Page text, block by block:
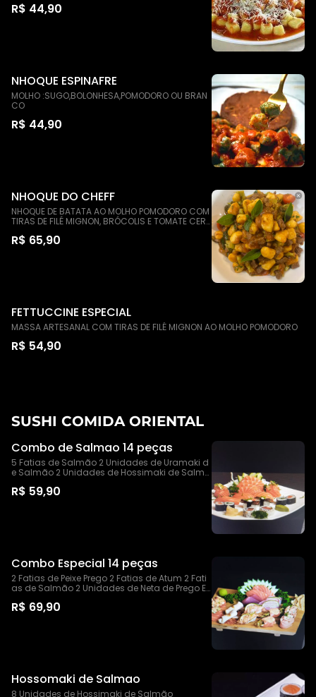
R$ 44,90
NHOQUE ESPINAFRE
MOLHO :SUGO,BOLONHESA,POMODORO OU BRAN
CO
R$ 44,90
NHOQUE DO CHEFF
NHOQUE DE BATATA AO MOLHO POMODORO COM
TIRAS DE FILÉ MIGNON, BRÓCOLIS E TOMATE CERE
R$ 65,90
FETTUCCINE ESPECIAL
MASSA ARTESANAL COM TIRAS DE FILÉ MIGNON AO MOLHO POMODORO
R$ 54,90
SUSHI COMIDA ORIENTAL
Combo de Salmao 14 peças
5 Fatias de Salmão 2 Unidades de Uramaki d
e Salmão 2 Unidades de Hossimaki de Salmã
e Niguiri de Salmão
R$ 59,90
Combo Especial 14 peças
2 Fatias de Peixe Prego 2 Fatias de Atum 2 Fati
as de Salmão 2 Unidades de Neta de Prego Es
l 2 Unidades de Niguiri de Salmão Especial 2 u
R$ 69,90
Hossomaki de Salmao
8 Unidades de Hossimaki de Salmão